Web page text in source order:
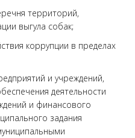
территорий,
выгула собак;
коррупции в пределах
и учреждений,
деятельности
и финансового
задания